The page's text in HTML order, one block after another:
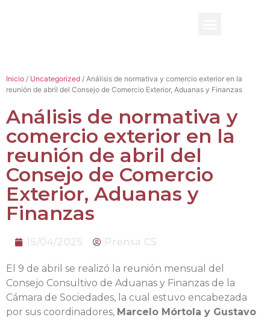
Inicio / Uncategorized / Análisis de normativa y comercio exterior en la
reunión de abril del Consejo de Comercio Exterior, Aduanas y Finanzas
Análisis de normativa y
comercio exterior en la
reunión de abril del
Consejo de Comercio
Exterior, Aduanas y
Finanzas
15/04/2025 Prensa CS
El 9 de abril se realizó la reunión mensual del
Consejo Consultivo de Aduanas y Finanzas de la
Cámara de Sociedades, la cual estuvo encabezada
por sus coordinadores, Marcelo Mórtola y Gustavo